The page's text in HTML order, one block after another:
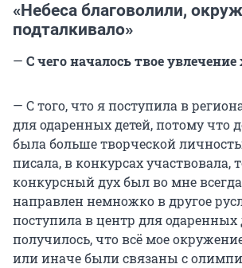
«Небеса благоволили,
подталкивало»
— С чего началось твое
— С того, что я поступила в
для одаренных детей, потому что
была больше творческой
писала, в конкурсах участвовала,
конкурсный дух был во мне
направлен немножко в другое
поступила в центр для одаренных
получилось, что всё мое
или иначе были связаны с